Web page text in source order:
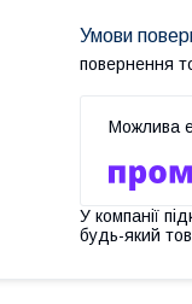
повернення
У компанії
будь-який